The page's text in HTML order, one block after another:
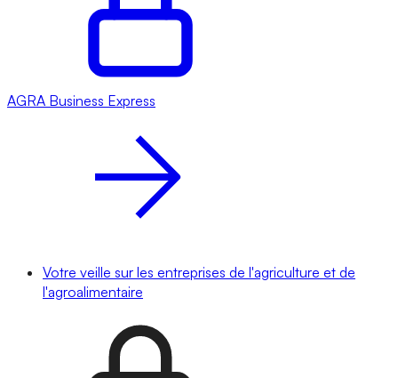
AGRA Business Express
Votre veille sur les entreprises de l'agriculture et de
l'agroalimentaire